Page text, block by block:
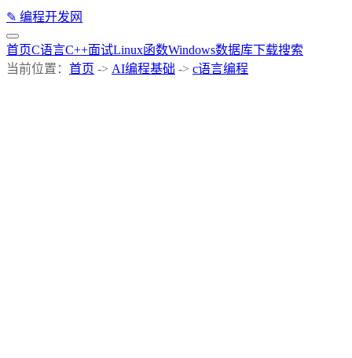
✎ 编程开发网
首页C语言C++面试Linux函数Windows数据库下载搜索
当前位置： 首页 -> AI编程基础 -> c语言编程